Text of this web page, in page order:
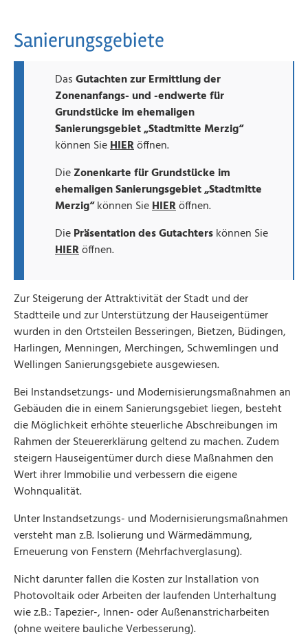
Sanierungsgebiete
DasGutachten zur Ermittlung der
Zonenanfangs- und -endwerte für
Grundstücke im ehemaligen
Sanierungsgebiet „Stadtmitte Merzig“
können SieHIERöffnen.
DieZonenkartefür Grundstücke im
ehemaligen Sanierungsgebiet „Stadtmitte
Merzig“können SieHIERöffnen.
DiePräsentation des Gutachterskönnen Sie
HIERöffnen.
Zur Steigerung der Attraktivität der Stadt und der
Stadtteile und zur Unterstützung der Hauseigentümer
wurden in den Ortsteilen Besseringen, Bietzen, Büdingen,
Harlingen, Menningen, Merchingen, Schwemlingen und
Wellingen Sanierungsgebiete ausgewiesen.
Bei Instandsetzungs- und Modernisierungsmaßnahmen an
Gebäuden die in einem Sanierungsgebiet liegen, besteht
die Möglichkeit erhöhte steuerliche Abschreibungen im
Rahmen der Steuererklärung geltend zu machen. Zudem
steigern Hauseigentümer durch diese Maßnahmen den
Wert ihrer Immobilie und verbessern die eigene
Wohnqualität.
Unter Instandsetzungs- und Modernisierungsmaßnahmen
versteht man z.B. Isolierung und Wärmedämmung,
Erneuerung von Fenstern (Mehrfachverglasung).
Nicht darunter fallen die Kosten zur Installation von
Photovoltaik oder Arbeiten der laufenden Unterhaltung
wie z.B.: Tapezier-, Innen- oder Außenanstricharbeiten
(ohne weitere bauliche Verbesserung).